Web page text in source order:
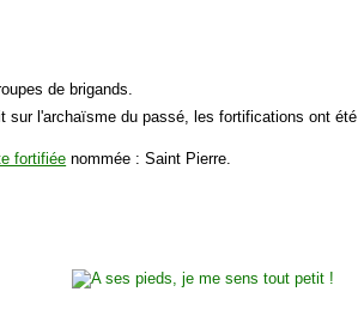
de brigands.
sur l'archaïsme du passé, les fortifications ont été
fortifiée nommée : Saint Pierre.